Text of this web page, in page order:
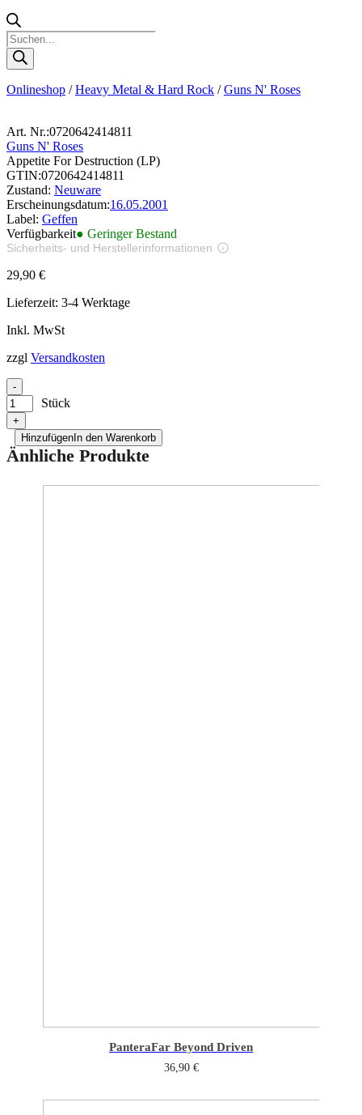
Products
search
Onlineshop /Heavy Metal & Hard Rock /Guns N' Roses
Art. Nr.:0720642414811
Guns N' Roses
Appetite For Destruction (LP)
GTIN:0720642414811
Zustand: Neuware
Erscheinungsdatum:16.05.2001
Label: Geffen
Verfügbarkeit● Geringer Bestand
Sicherheits- und Herstellerinformationen
29,90 €
Lieferzeit: 3-4 Werktage
Inkl. MwSt
zzgl Versandkosten
-
Stück
+
HinzufügenIn den Warenkorb
Änhliche Produkte
PanteraFar Beyond Driven
36,90 €